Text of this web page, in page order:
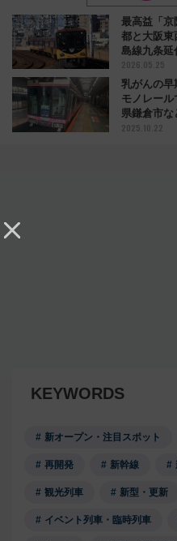
最高益「京
都と大阪東
島線九条延
ルなど
2026.05.25
乳がんの
モノレール
県鎌倉市な
2025.10.22
KEYWORDS
新オープン・注目スポット
再開発 新幹線
観光列車 新型・更新
イベント列車・臨時列車